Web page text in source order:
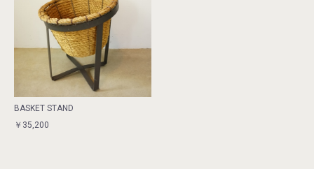
BASKET STAND
￥35,200